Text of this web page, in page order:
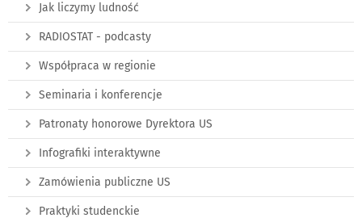
Jak liczymy ludność
RADIOSTAT - podcasty
Współpraca w regionie
Seminaria i konferencje
Patronaty honorowe Dyrektora US
Infografiki interaktywne
Zamówienia publiczne US
Praktyki studenckie